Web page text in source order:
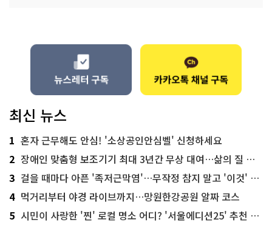
최신 뉴스
1 혼자 근무해도 안심! '소상공인안심벨' 신청하세요
2 장애인 맞춤형 보조기기 최대 3년간 무상 대여…삶의 질 높인다
3 걸을 때마다 아픈 '족저근막염'…무작정 참지 말고 '이것' 해보세요!
4 먹거리부터 야경 라이브까지…망원한강공원 알짜 코스
5 시민이 사랑한 '찐' 로컬 명소 어디? '서울에디션25' 추천 코스